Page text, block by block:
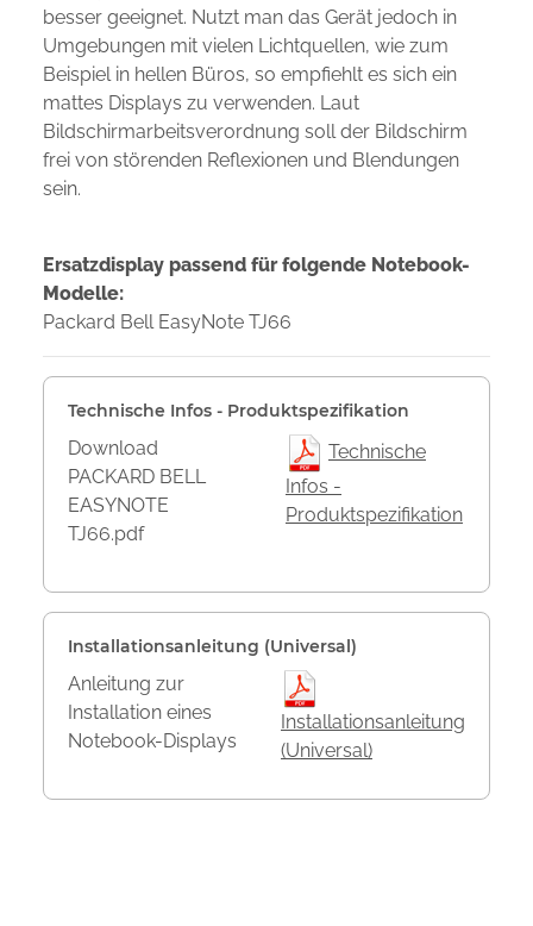
besser geeignet. Nutzt man das Gerät jedoch in
Umgebungen mit vielen Lichtquellen, wie zum
Beispiel in hellen Büros, so empfiehlt es sich ein
mattes Displays zu verwenden. Laut
Bildschirmarbeitsverordnung soll der Bildschirm
frei von störenden Reflexionen und Blendungen
sein.
Ersatzdisplay passend für folgende Notebook-
Modelle:
Packard Bell EasyNote TJ66
Technische Infos - Produktspezifikation
Download
PACKARD BELL
EASYNOTE
TJ66.pdf
Technische
Infos -
Produktspezifikation
Installationsanleitung (Universal)
Anleitung zur
Installation eines
Notebook-Displays
Installationsanleitung
(Universal)